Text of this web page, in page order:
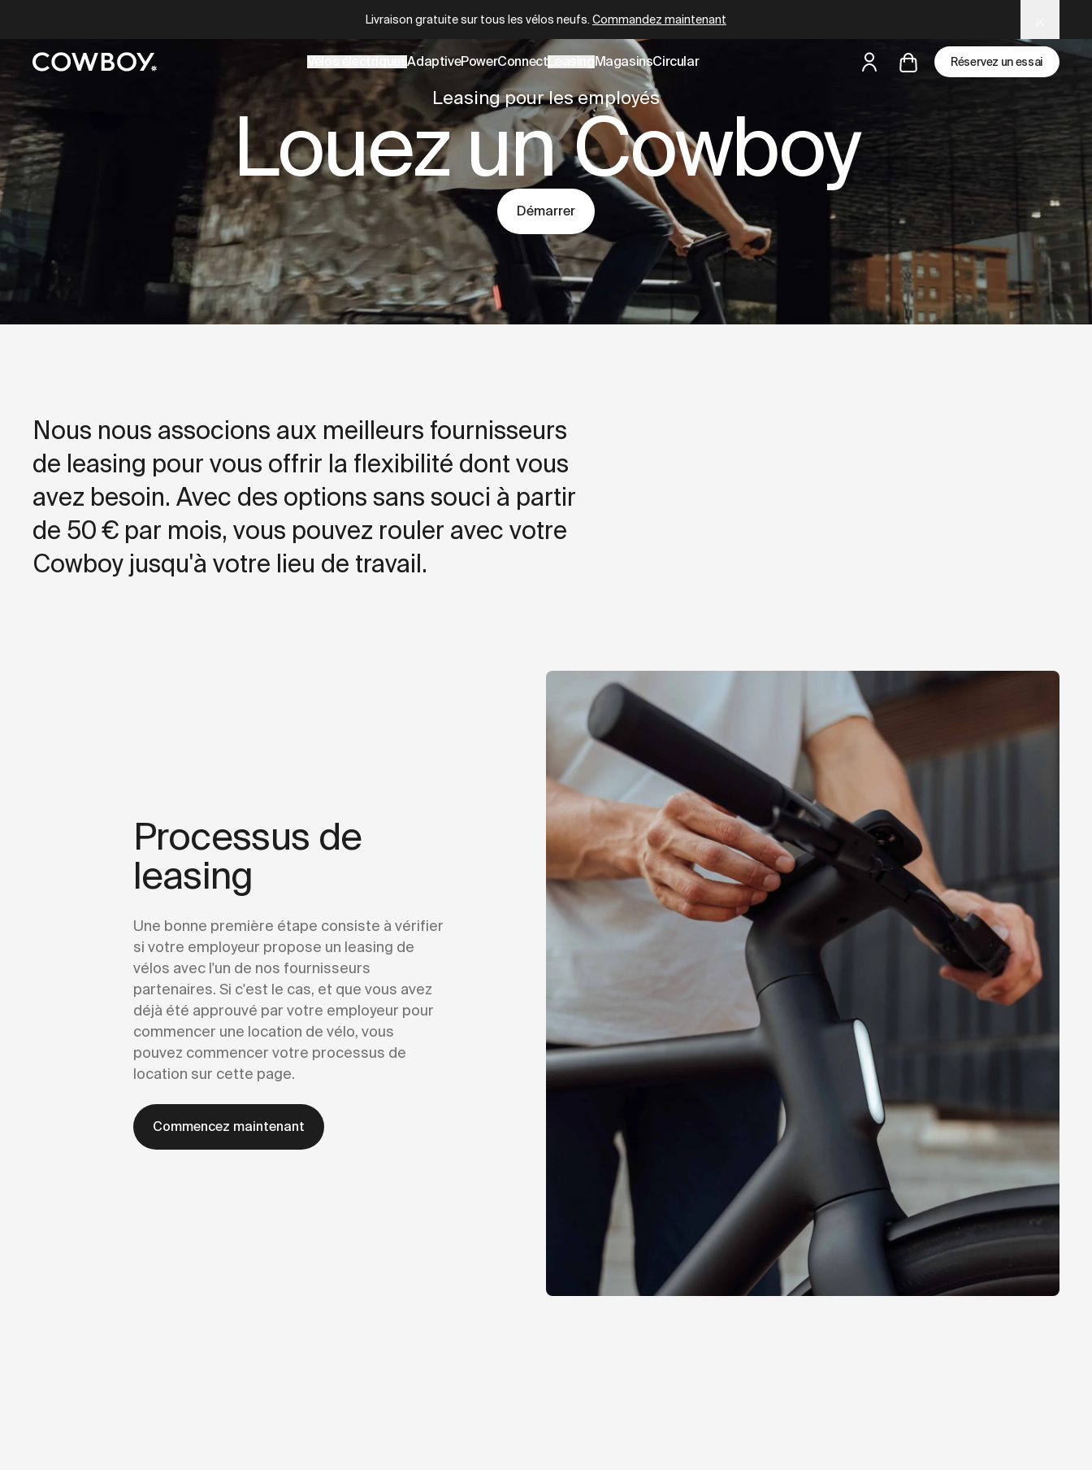
Circular reconditionné certifiédès2 399 €
Vélos électriquesAdaptivePowerConnect MagasinsCircular Réservez un essai
mais il y a des test rides par-là
mais il y a des test rides par-là
Leasing pour les employés
Louez un Cowboy
Démarrer
Nous nous associons aux meilleurs fournisseurs
de leasing pour vous offrir la flexibilité dont vous
avez besoin. Avec des options sans souci à partir
de 50 € par mois, vous pouvez rouler avec votre
Cowboy jusqu'à votre lieu de travail.
Processus de
leasing
Une bonne première étape consiste à vérifier
si votre employeur propose un leasing de
vélos avec l'un de nos fournisseurs
partenaires. Si c'est le cas, et que vous avez
déjà été approuvé par votre employeur pour
commencer une location de vélo, vous
pouvez commencer votre processus de
location sur cette page.
Commencez maintenant